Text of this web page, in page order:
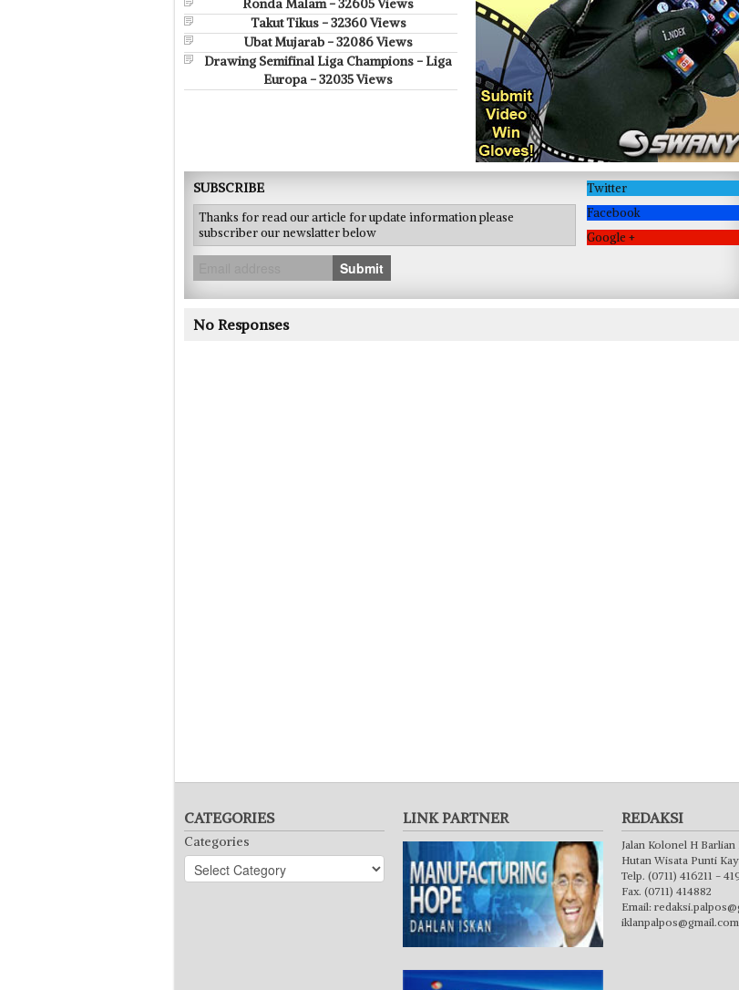
Ronda Malam - 32605 Views
Takut Tikus - 32360 Views
Ubat Mujarab - 32086 Views
Drawing Semifinal Liga Champions - Liga
Europa - 32035 Views
SUBSCRIBE
Thanks for read our article for update information please
subscriber our newslatter below
Submit
Twitter
Facebook
Google +
No Responses
CATEGORIES
Categories
LINK PARTNER REDAKSI
Jalan Kolonel H Barlian
Hutan Wisata Punti
Telp. (0711) 416211 -
Fax. (0711) 414882
Email:
iklanpalpos@gmail.com